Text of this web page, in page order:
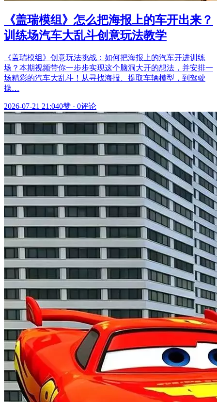
《盖瑞模组》怎么把海报上的车开出来？
训练场汽车大乱斗创意玩法教学
《盖瑞模组》创意玩法挑战：如何把海报上的汽车开进训练
场？本期视频带你一步步实现这个脑洞大开的想法，并安排一
场精彩的汽车大乱斗！从寻找海报、提取车辆模型，到驾驶
操…
2026-07-21 21:040赞 · 0评论